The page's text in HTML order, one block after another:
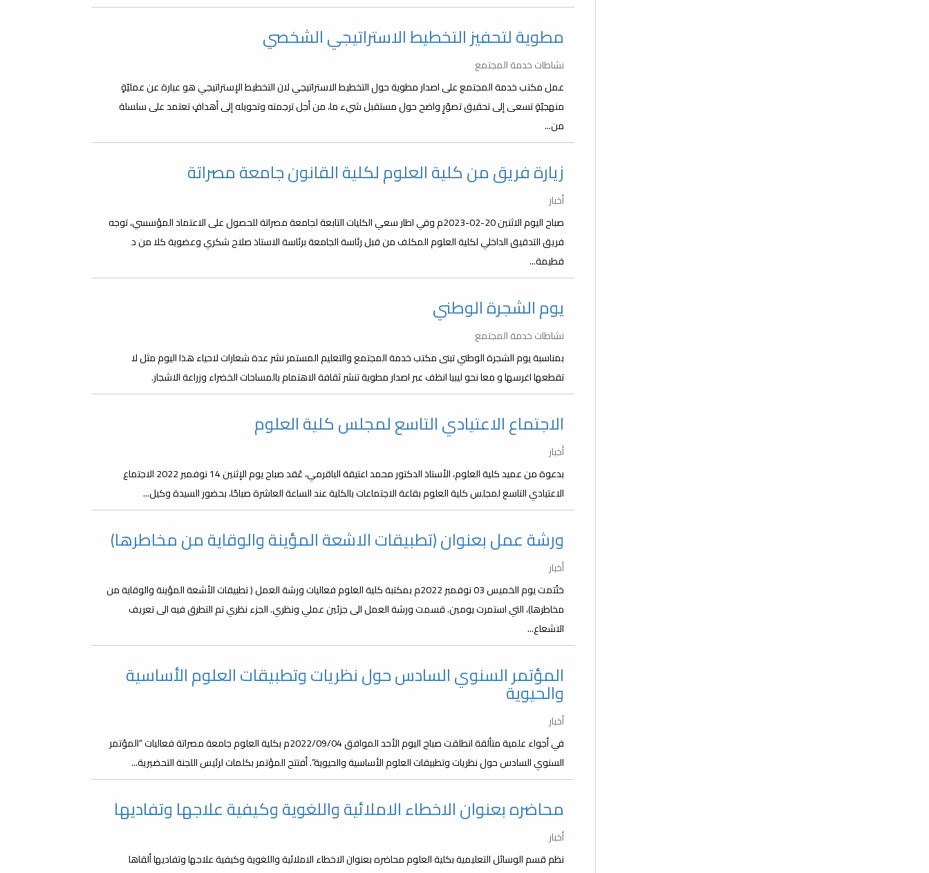
مطوية لتحفيز التخطيط الاستراتيجي الشخصي
نشاطات خدمة المجتمع
عمل مكتب خدمة المجتمع على اصدار مطوية حول التخطيط الاستراتيجي لان التخطيط الإستراتيجي هو عبارة عن عمليّةٍ
منهجيّةٍ تسعى إلى تحقيق تصوّرٍ واضح حول مستقبل شيء ما، من أجل ترجمته وتحويله إلى أهدافٍ تعتمد على سلسلة
من...
زيارة فريق من كلية العلوم لكلية القانون جامعة مصراتة
أخبار
صباح اليوم الاثنين 20-02-2023م وفي اطار سعي الكليات التابعة لجامعة مصراتة للحصول على الاعتماد المؤسسي، توجه
فريق التدقيق الداخلي لكلية العلوم المكلف من قبل رئاسة الجامعة برئاسة الاستاذ صلاح شكري وعضوية كلا من د
فطيمة...
يوم الشجرة الوطني
نشاطات خدمة المجتمع
بمناسبة يوم الشجرة الوطني تبنى مكتب خدمة المجتمع والتعليم المستمر نشر عدة شعارات لاحياء هذا اليوم مثل لا
تقطعها اغرسها و معا نحو ليبيا انظف عبر اصدار مطوية تنشر ثقافة الاهتمام بالمساحات الخضراء وزراعة الاشجار.
الاجتماع الاعتيادي التاسع لمجلس كلية العلوم
أخبار
بدعوة من عميد كلية العلوم، الأستاذ الدكتور محمد اعتيقة الباقرمي، عُقد صباح يوم الإثنين 14 نوفمبر 2022 الاجتماع
الاعتيادي التاسع لمجلس كلية العلوم بقاعة الاجتماعات بالكلية عند الساعة العاشرة صباحًا، بحضور السيدة وكيل...
ورشة عمل بعنوان (تطبيقات الاشعة المؤينة والوقاية من مخاطرها)
أخبار
ختُتمت يوم الخميس 03 نوفمبر 2022م بمكتبة كلية العلوم فعاليات ورشة العمل ( تطبيقات الأشعة المؤينة والوقاية من
مخاطرها)، التي استمرت يومين. قسمت ورشة العمل الى جزئين عملي ونظري. الجزء نظري تم التطرق فيه الى تعريف
الاشعاع...
المؤتمر السنوي السادس حول نظريات وتطبيقات العلوم الأساسية
والحيوية
أخبار
في أجواء علمية متألقة انطلقت صباح اليوم الأحد الموافق 2022/09/04م بكلية العلوم جامعة مصراتة فعاليات “المؤتمر
السنوي السادس حول نظريات وتطبيقات العلوم الأساسية والحيوية”. أفتتح المؤتمر بكلمات لرئيس اللجنة التحضيرية...
محاضره بعنوان الاخطاء الاملائية واللغوية وكيفية علاجها وتفاديها
أخبار
نظم قسم الوسائل التعليمية بكلية العلوم محاضره بعنوان الاخطاء الاملائية واللغوية وكيفية علاجها وتفاديها ألقاها